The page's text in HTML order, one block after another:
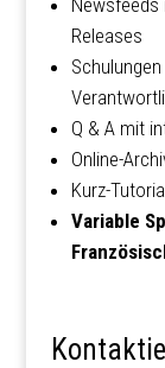
Newsfeeds
Releases
Q & A mit
Online-
Kurz-
Variable